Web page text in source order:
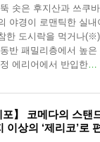
솟은 후지산과 쓰쿠
야경이 로맨틱한 실
한 도시락을 먹거나
반 패밀리층에서 높
에리어에서 반입한…
포】 코메다의 스
이상의 ‘제리코’로